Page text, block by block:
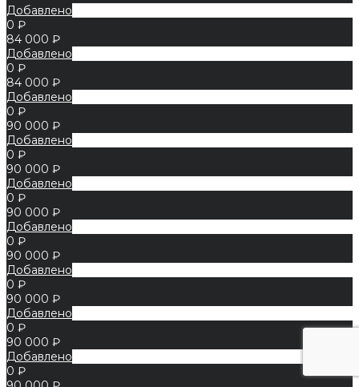
Добавлено
0 ₽
84 000 ₽
Добавлено
0 ₽
84 000 ₽
Добавлено
0 ₽
90 000 ₽
Добавлено
0 ₽
90 000 ₽
Добавлено
0 ₽
90 000 ₽
Добавлено
0 ₽
90 000 ₽
Добавлено
0 ₽
90 000 ₽
Добавлено
0 ₽
90 000 ₽
Добавлено
0 ₽